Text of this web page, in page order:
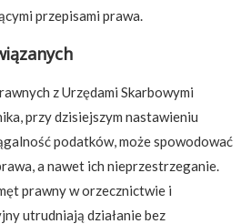
przepisami prawa.
z Urzędami Skarbowymi
przy dzisiejszym nastawieniu
podatków, może spowodować
a nawet ich nieprzestrzeganie.
prawny w orzecznictwie i
utrudniają działanie bez